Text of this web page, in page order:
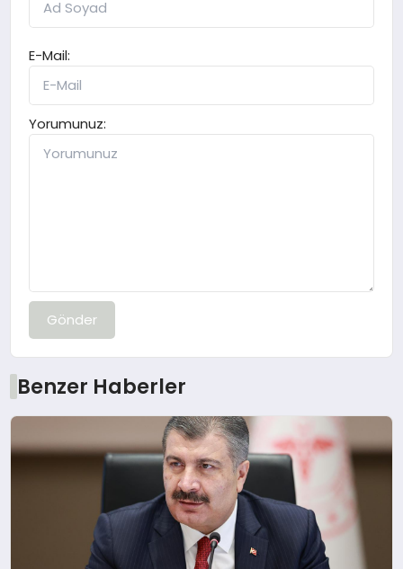
E-Mail:
Yorumunuz:
Gönder
Benzer Haberler